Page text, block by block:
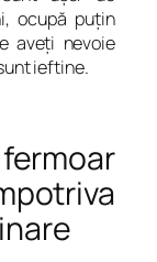
ocupă puţin
aveţi nevoie
ieftine.